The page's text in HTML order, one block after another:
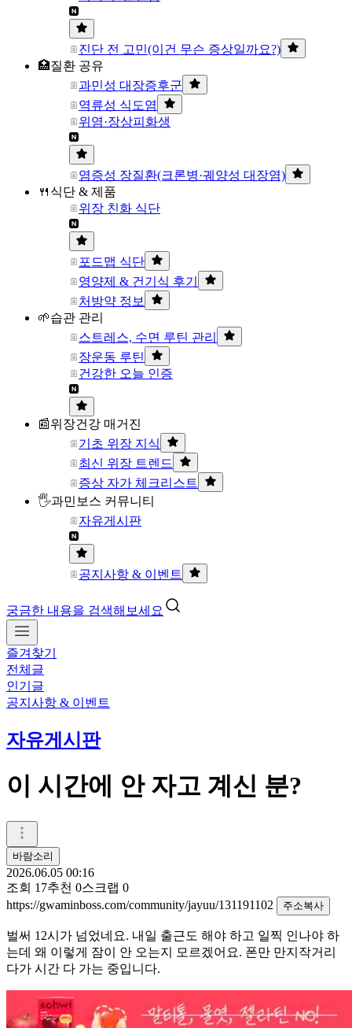
진단 전 고민(이건 무슨 증상일까요?)
🏥질환 공유
과민성 대장증후군
역류성 식도염
위염·장상피화생
염증성 장질환(크론병·궤양성 대장염)
🍴식단 & 제품
위장 친화 식단
포드맵 식단
영양제 & 건기식 후기
처방약 정보
🌱습관 관리
스트레스, 수면 루틴 관리
장운동 루틴
건강한 오늘 인증
📰위장건강 매거진
기초 위장 지식
최신 위장 트렌드
증상 자가 체크리스트
🖐과민보스 커뮤니티
자유게시판
공지사항 & 이벤트
궁금한 내용을 검색해보세요
즐겨찾기
전체글
인기글
공지사항 & 이벤트
자유게시판
이 시간에 안 자고 계신 분?
바람소리
2026.06.05 00:16
조회 17추천 0스크랩 0
https://gwaminboss.com/community/jayuu/131191102
주소복사
벌써 12시가 넘었네요. 내일 출근도 해야 하고 일찍 인나야 하
는데 왜 이렇게 잠이 안 오는지 모르겠어요. 폰만 만지작거리
다가 시간 다 가는 중입니다.